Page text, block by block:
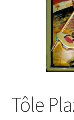
Une histoire de
Tôle